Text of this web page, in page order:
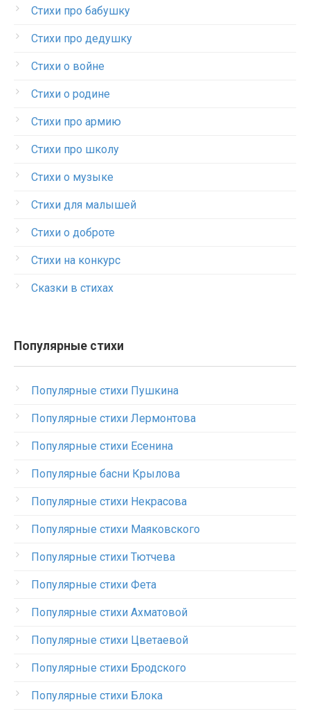
Стихи про бабушку
Стихи про дедушку
Стихи о войне
Стихи о родине
Стихи про армию
Стихи про школу
Стихи о музыке
Стихи для малышей
Стихи о доброте
Стихи на конкурс
Сказки в стихах
Популярные стихи
Популярные стихи Пушкина
Популярные стихи Лермонтова
Популярные стихи Есенина
Популярные басни Крылова
Популярные стихи Некрасова
Популярные стихи Маяковского
Популярные стихи Тютчева
Популярные стихи Фета
Популярные стихи Ахматовой
Популярные стихи Цветаевой
Популярные стихи Бродского
Популярные стихи Блока